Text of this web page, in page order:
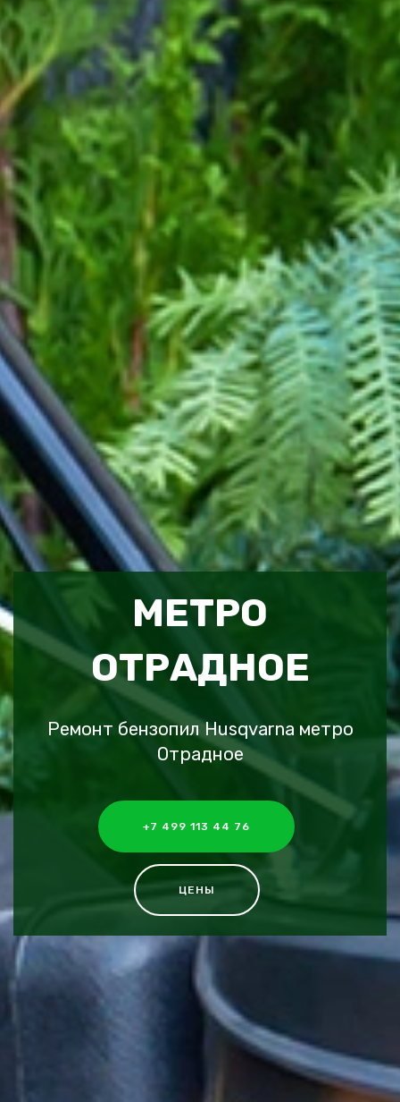
МЕТРО
ОТРАДНОЕ
Ремонт бензопил Husqvarna метро
Отрадное
+7 499 113 44 76
ЦЕНЫ